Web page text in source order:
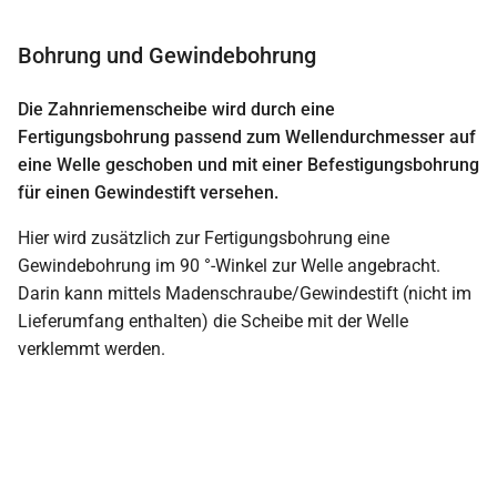
Bohrung und Gewindebohrung
Die Zahnriemenscheibe wird durch eine
Fertigungsbohrung passend zum Wellendurchmesser auf
eine Welle geschoben und mit einer Befestigungsbohrung
für einen Gewindestift versehen.
Hier wird zusätzlich zur Fertigungsbohrung eine
Gewindebohrung im 90 °-Winkel zur Welle angebracht.
Darin kann mittels Madenschraube/Gewindestift (nicht im
Lieferumfang enthalten) die Scheibe mit der Welle
verklemmt werden.